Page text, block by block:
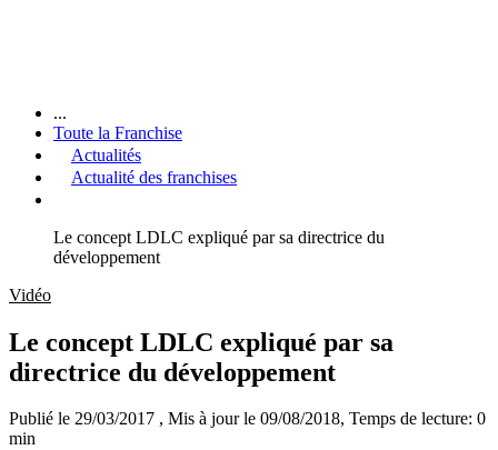
...
Toute la Franchise
Actualités
Actualité des franchises
Le concept LDLC expliqué par sa directrice du
développement
Vidéo
Le concept LDLC expliqué par sa
directrice du développement
Publié le 29/03/2017 , Mis à jour le 09/08/2018, Temps de lecture: 0
min